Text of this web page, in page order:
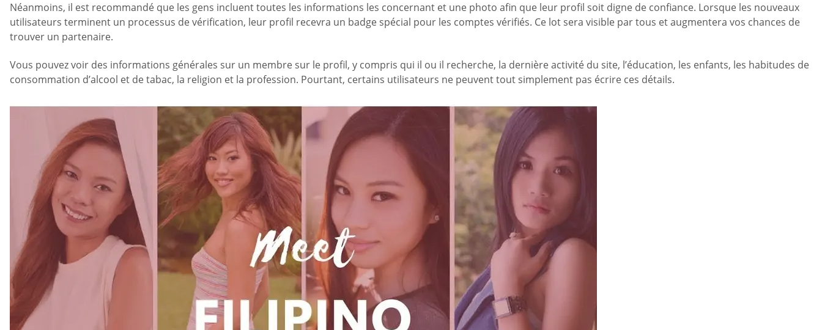
Néanmoins, il est recommandé que les gens incluent toutes les informations les concernant et une photo afin que leur profil soit digne de confiance. Lorsque les nouveaux
utilisateurs terminent un processus de vérification, leur profil recevra un badge spécial pour les comptes vérifiés. Ce lot sera visible par tous et augmentera vos chances de
trouver un partenaire.
Vous pouvez voir des informations générales sur un membre sur le profil, y compris qui il ou il recherche, la dernière activité du site, l’éducation, les enfants, les habitudes de
consommation d’alcool et de tabac, la religion et la profession. Pourtant, certains utilisateurs ne peuvent tout simplement pas écrire ces détails.